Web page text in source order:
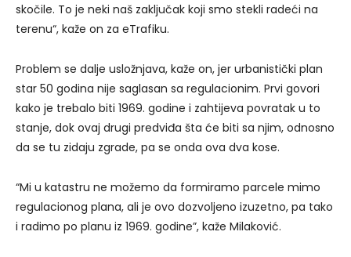
skočile. To je neki naš zaključak koji smo stekli radeći na
terenu“, kaže on za eTrafiku.
Problem se dalje usložnjava, kaže on, jer urbanistički plan
star 50 godina nije saglasan sa regulacionim. Prvi govori
kako je trebalo biti 1969. godine i zahtijeva povratak u to
stanje, dok ovaj drugi predviđa šta će biti sa njim, odnosno
da se tu zidaju zgrade, pa se onda ova dva kose.
“Mi u katastru ne možemo da formiramo parcele mimo
regulacionog plana, ali je ovo dozvoljeno izuzetno, pa tako
i radimo po planu iz 1969. godine”, kaže Milaković.